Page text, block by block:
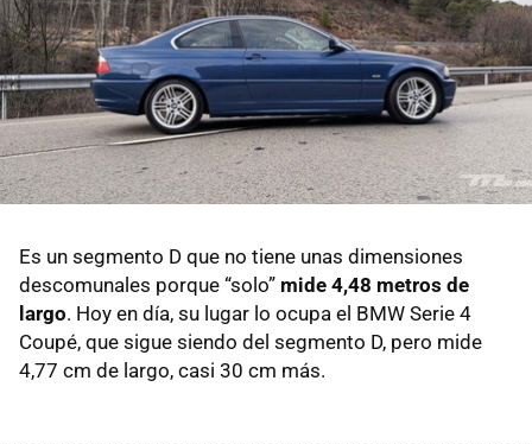
Es un segmento D que no tiene unas dimensiones
descomunales porque “solo” mide 4,48 metros de
largo. Hoy en día, su lugar lo ocupa el BMW Serie 4
Coupé, que sigue siendo del segmento D, pero mide
4,77 cm de largo, casi 30 cm más.